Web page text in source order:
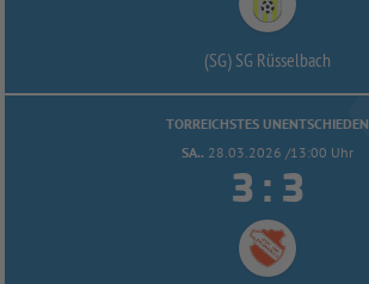
(SG) SG Rüsselbach
TORREICHSTES UNENTSCHIEDEN
SA.. 28.03.2026 /13:00 Uhr
 : 